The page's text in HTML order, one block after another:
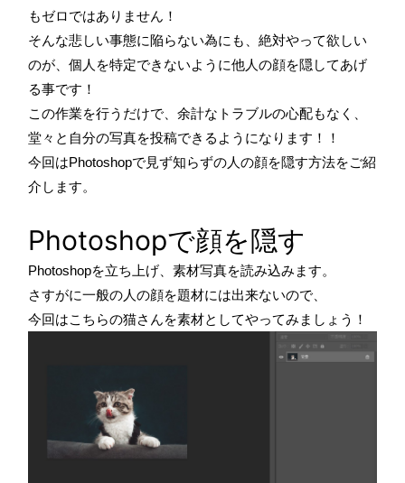
もゼロではありません！
そんな悲しい事態に陥らない為にも、絶対やって欲しい
のが、個人を特定できないように他人の顔を隠してあげ
る事です！
この作業を行うだけで、余計なトラブルの心配もなく、
堂々と自分の写真を投稿できるようになります！！
今回はPhotoshopで見ず知らずの人の顔を隠す方法をご紹
介します。
Photoshopで顔を隠す
Photoshopを立ち上げ、素材写真を読み込みます。
さすがに一般の人の顔を題材には出来ないので、
今回はこちらの猫さんを素材としてやってみましょう！